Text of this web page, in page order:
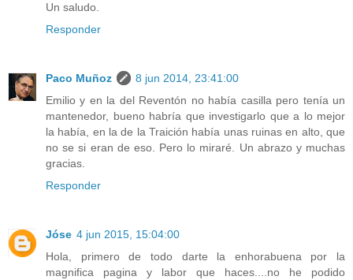
Un saludo.
Responder
Paco Muñoz
8 jun 2014, 23:41:00
Emilio y en la del Reventón no había casilla pero tenía un
mantenedor, bueno habría que investigarlo que a lo mejor
la había, en la de la Traición había unas ruinas en alto, que
no se si eran de eso. Pero lo miraré. Un abrazo y muchas
gracias.
Responder
Jóse 4 jun 2015, 15:04:00
Hola, primero de todo darte la enhorabuena por la
magnifica pagina y labor que haces....no he podido